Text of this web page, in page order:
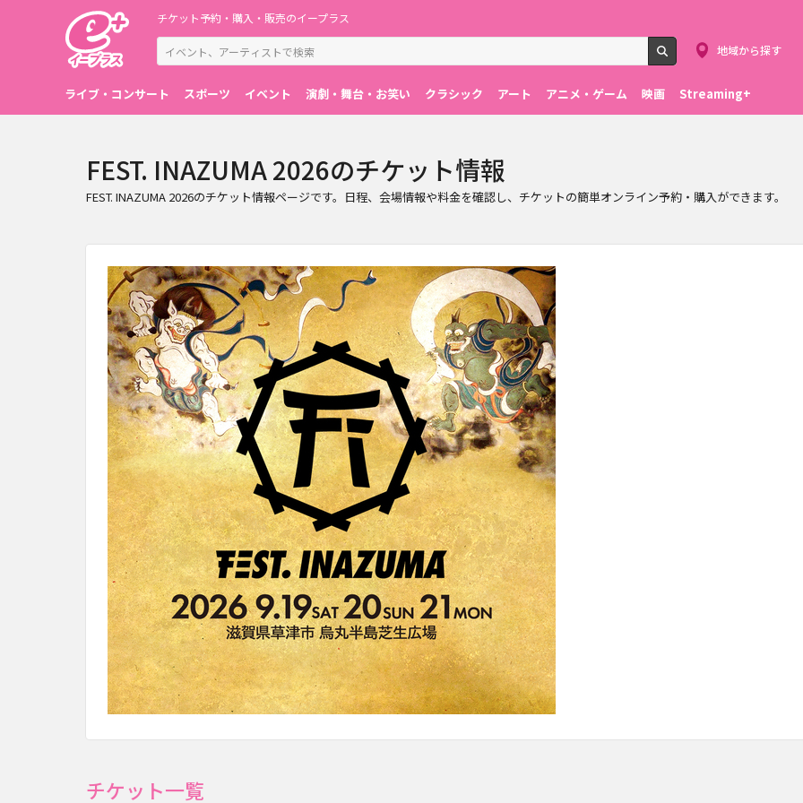
チケット予約・購入・販売のイープラス
検索
地域から探す
ライブ・コンサート スポーツ イベント 演劇・舞台・お笑い クラシック アート アニメ・ゲーム 映画 Streaming+
FEST. INAZUMA 2026のチケット情報
FEST. INAZUMA 2026のチケット情報ページです。日程、会場情報や料金を確認し、チケットの簡単オンライン予約・購入ができます。
チケット一覧